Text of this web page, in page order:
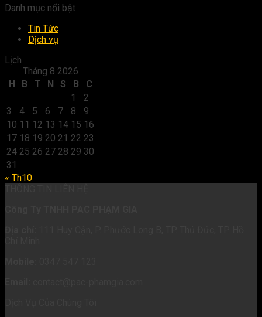
Danh mục nổi bật
Tin Tức
Dịch vụ
Lịch
Tháng 8 2026
H
B T N S B
C
1
2
3
4 5 6 7 8
9
10 11 12 13 14 15 16
17 18 19 20 21 22 23
24 25 26 27 28 29 30
31
« Th10